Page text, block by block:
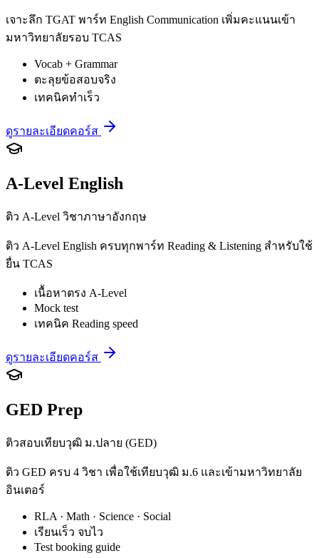
เจาะลึก TGAT พาร์ท English Communication เพิ่มคะแนนเข้า
มหาวิทยาลัยรอบ TCAS
Vocab + Grammar
ตะลุยข้อสอบจริง
เทคนิคทำเร็ว
ดูรายละเอียดคอร์ส
A-Level English
ติว A-Level วิชาภาษาอังกฤษ
ติว A-Level English ครบทุกพาร์ท Reading & Listening สำหรับใช้
ยื่น TCAS
เนื้อหาตรง A-Level
Mock test
เทคนิค Reading speed
ดูรายละเอียดคอร์ส
GED Prep
ติวสอบเทียบวุฒิ ม.ปลาย (GED)
ติว GED ครบ 4 วิชา เพื่อใช้เทียบวุฒิ ม.6 และเข้ามหาวิทยาลัย
อินเตอร์
RLA · Math · Science · Social
เรียนเร็ว จบไว
Test booking guide